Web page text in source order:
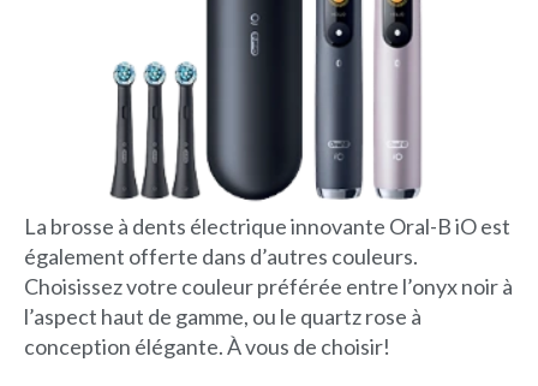
La brosse à dents électrique innovante Oral-B iO est
également offerte dans d’autres couleurs.
Choisissez votre couleur préférée entre l’onyx noir à
l’aspect haut de gamme, ou le quartz rose à
conception élégante. À vous de choisir!